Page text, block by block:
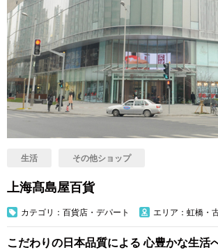
生活 その他ショップ
上海髙島屋百貨
カテゴリ：百貨店・デパート エリア：虹橋・
こだわりの日本品質による 心豊かな生活